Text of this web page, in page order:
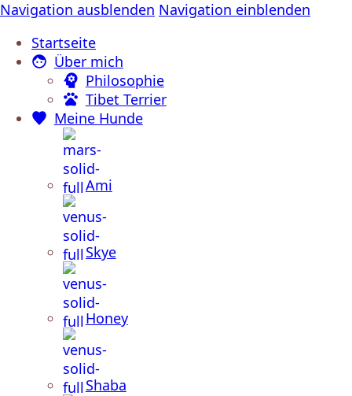
Navigation ausblenden Navigation einblenden
Startseite
Über mich
Philosophie
Tibet Terrier
Meine Hunde
Ami
Skye
Honey
Shaba